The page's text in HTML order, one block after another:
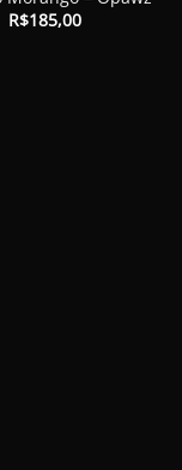
O
preço
R$185,00O
preço